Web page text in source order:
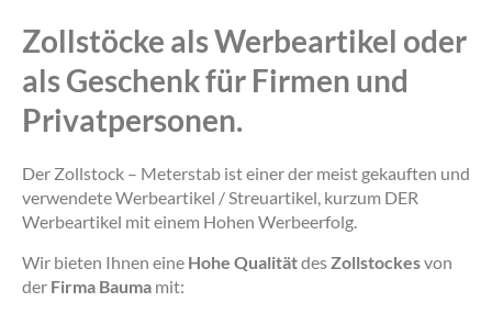
Zollstöcke als Werbeartikel oder
als Geschenk für Firmen und
Privatpersonen.
Der Zollstock – Meterstab ist einer der meist gekauften und
verwendete Werbeartikel / Streuartikel, kurzum DER
Werbeartikel mit einem Hohen Werbeerfolg.
Wir bieten Ihnen eine Hohe Qualitätdes Zollstockesvon
der Firma Bauma mit: